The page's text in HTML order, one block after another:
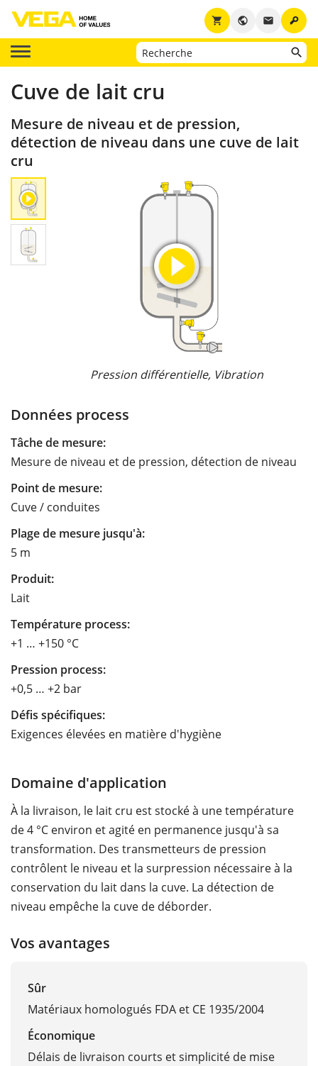
key
email
public
shopping_cart
Cuve de lait cru
Mesure de niveau et de pression,
détection de niveau dans une cuve de lait
cru
Pression différentielle, Vibration
Données process
Tâche de mesure:
Mesure de niveau et de pression, détection de niveau
Point de mesure:
Cuve / conduites
Plage de mesure jusqu'à:
5 m
Produit:
Lait
Température process:
+1 … +150 °C
Pression process:
+0,5 … +2 bar
Défis spécifiques:
Exigences élevées en matière d'hygiène
Domaine d'application
À la livraison, le lait cru est stocké à une température
de 4 °C environ et agité en permanence jusqu'à sa
transformation. Des transmetteurs de pression
contrôlent le niveau et la surpression nécessaire à la
conservation du lait dans la cuve. La détection de
niveau empêche la cuve de déborder.
Vos avantages
Sûr
Matériaux homologués FDA et CE 1935/2004
Économique
Délais de livraison courts et simplicité de mise